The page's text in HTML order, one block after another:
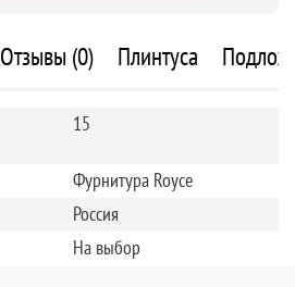
Отзывы (0) Плинтуса
15
Фурнитура Royce
Россия
На выбор